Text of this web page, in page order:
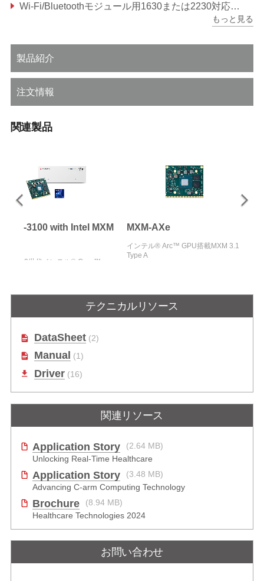
Wi-Fi/Bluetoothモジュール用1630または2230対応M.2 E-key x 1、SATAストレージモジュール用2242または2280対応M.2 M-key x 1、NVMeおよびフレームグラバ用2242または2280対応M.2 M-key x 1
もっと見る
製品紹介
注文情報
関連製品
MLB-3100 with Intel MXM
第12/13世代インテル® Core™
MXM-AXe
インテル® Arc™ GPU搭載MXM 3.1
Type A
テクニカルリソース
DataSheet(2)
Manual (1)
Driver(16)
関連リソース
Application Story
(2.64 MB)
Unlocking Real-Time Healthcare
Application Story
(3.48 MB)
Advancing C-arm Computing Technology
Brochure
(8.94 MB)
Healthcare Technologies 2024
お問い合わせ